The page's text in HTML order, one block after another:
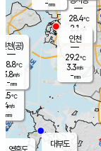
의도
℃
m/s
mm
대부도
28.4℃
2.1 m/s
-mm
-mm
인천(공)
28.8℃
3.8m/s
-mm
인천
29.2℃
3.3m/s
-mm